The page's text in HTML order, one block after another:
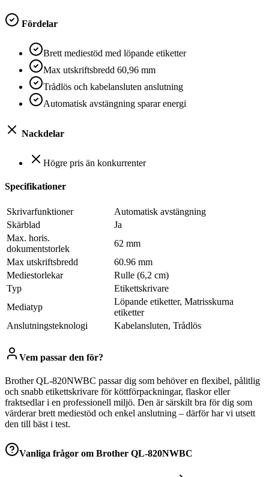
Fördelar
Brett mediestöd med löpande etiketter
Max utskriftsbredd 60,96 mm
Trådlös och kabelansluten anslutning
Automatisk avstängning sparar energi
Nackdelar
Högre pris än konkurrenter
Specifikationer
Skrivarfunktioner
Automatisk avstängning
Skärblad
Ja
Max. horis.
dokumentstorlek
62 mm
Max utskriftsbredd
60.96 mm
Mediestorlekar
Rulle (6,2 cm)
Typ
Etikettskrivare
Mediatyp
Löpande etiketter, Matrisskurna
etiketter
Anslutningsteknologi
Kabelansluten, Trådlös
Vem passar den för?
Brother QL-820NWBC passar dig som behöver en flexibel, pålitlig
och snabb etikettskrivare för köttförpackningar, flaskor eller
fraktsedlar i en professionell miljö. Den är särskilt bra för dig som
värderar brett mediestöd och enkel anslutning – därför har vi utsett
den till bäst i test.
Vanliga frågor om Brother QL-820NWBC